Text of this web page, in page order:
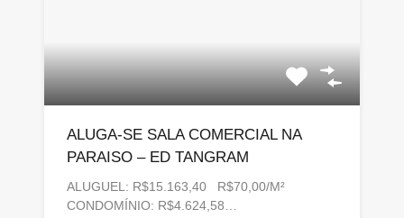
ALUGA-SE SALA COMERCIAL NA
PARAISO – ED TANGRAM
ALUGUEL: R$15.163,40 R$70,00/M²
CONDOMÍNIO: R$4.624,58…